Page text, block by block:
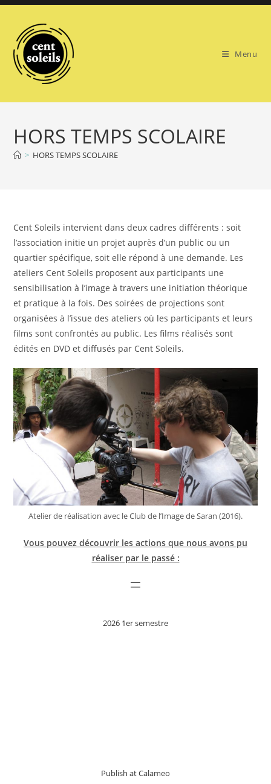
Skip
content
Menu
HORS TEMPS SCOLAIRE
> HORS TEMPS SCOLAIRE
Cent Soleils intervient dans deux cadres différents : soit
l’association initie un projet auprès d’un public ou un
quartier spécifique, soit elle répond à une demande. Les
ateliers Cent Soleils proposent aux participants une
sensibilisation à l’image à travers une initiation théorique
et pratique à la fois. Des soirées de projections sont
organisées à l’issue des ateliers où les participants et leurs
films sont confrontés au public. Les films réalisés sont
édités en DVD et diffusés par Cent Soleils.
Atelier de réalisation avec le Club de l’Image de Saran (2016).
Vous pouvez découvrir les actions que nous avons pu
réaliser par le passé :
2026 1er semestre
Publish at Calameo